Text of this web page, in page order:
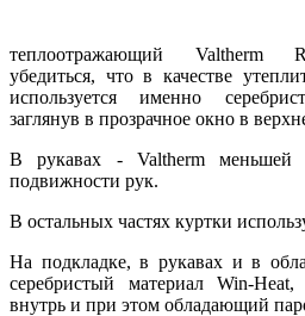
теплоотражающий Valtherm
убедиться, что в качестве
используется именно
заглянув в прозрачное окно в
В рукавах - Valthermменьшей
подвижности рук.
В остальных частях куртки
На подкладке, в рукавах и в
серебристый материалWin-Heat,
внутрь и при этом обладающий